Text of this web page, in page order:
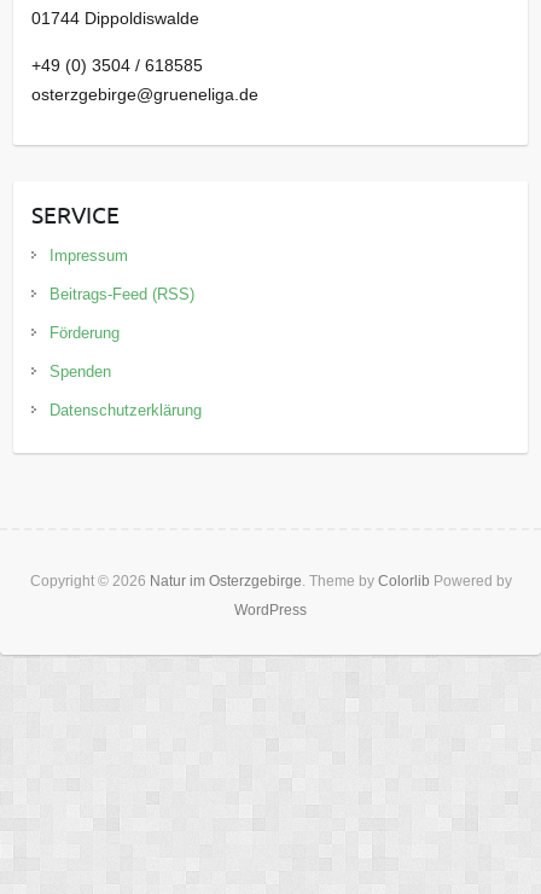
01744 Dippoldiswalde
+49 (0) 3504 / 618585
osterzgebirge@grueneliga.de
SERVICE
Impressum
Beitrags-Feed (RSS)
Förderung
Spenden
Datenschutzerklärung
Copyright © 2026 Natur im Osterzgebirge. Theme by Colorlib Powered by
WordPress